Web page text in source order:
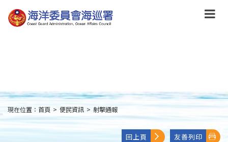
到
主
:::
現在位置： 首頁 > 便民資訊 > 射擊通報
回上頁 友善列印